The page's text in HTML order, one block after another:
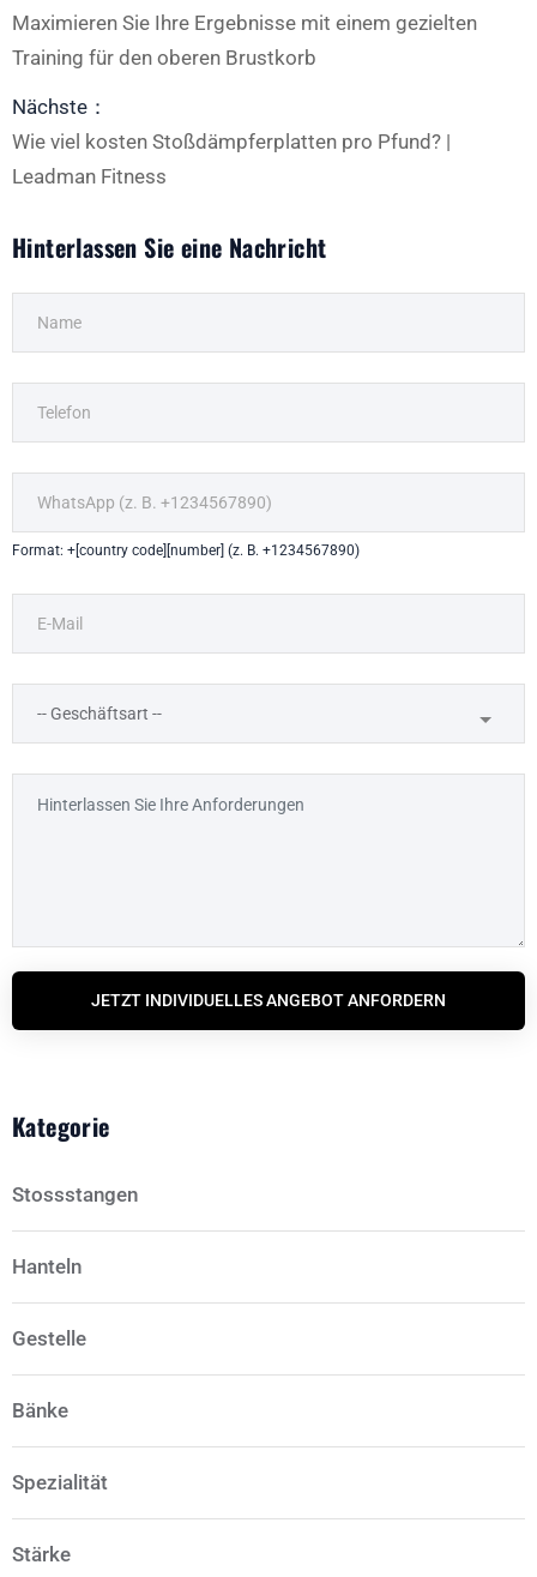
Maximieren Sie Ihre Ergebnisse mit einem gezielten
Training für den oberen Brustkorb
Nächste：
Wie viel kosten Stoßdämpferplatten pro Pfund? |
Leadman Fitness
Hinterlassen Sie eine Nachricht
Format: +[country code][number] (z. B. +1234567890)
JETZT INDIVIDUELLES ANGEBOT ANFORDERN
Kategorie
Stossstangen
Hanteln
Gestelle
Bänke
Spezialität
Stärke